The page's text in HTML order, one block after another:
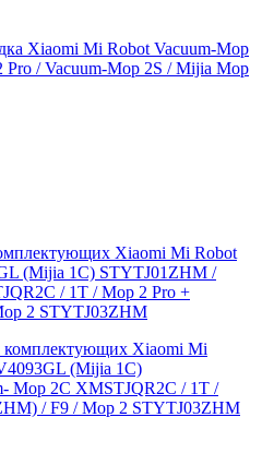
Xiaomi Mi Robot Vacuum-Mop
/ Vacuum-Mop 2S / Mijia Mop
Xiaomi Mi Robot
(Mijia 1C) STYTJ01ZHM /
/ 1T / Mop 2 Pro +
2 STYTJ03ZHM